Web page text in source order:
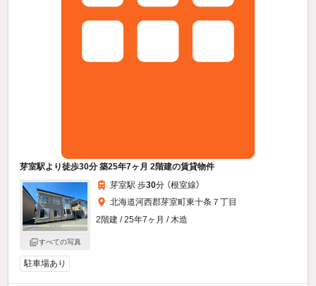
芽室駅より徒歩30分 築25年7ヶ月 2階建の賃貸物件
すべての写真
芽室駅 歩30分 （根室線）
北海道河西郡芽室町東十条７丁目
2階建 / 25年7ヶ月 / 木造
駐車場あり